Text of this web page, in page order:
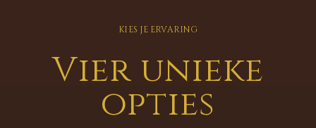
KIES JE ERVARING
Vier unieke
opties